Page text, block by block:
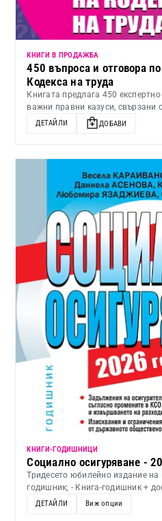
КНИГИ В ПРОДАЖБА
450 въпроса и отговора
Кодекса на труда
Книгата предлага 450
важни правни казуси, свързани
ДЕТАЙЛИ ДОБАВИ
KНИГИ-ГОДИШНИЦИ
Социално осигуряване -
Тридесето юбилейно издание на
годишник; - Книга-годишник +
ДЕТАЙЛИ Виж опции